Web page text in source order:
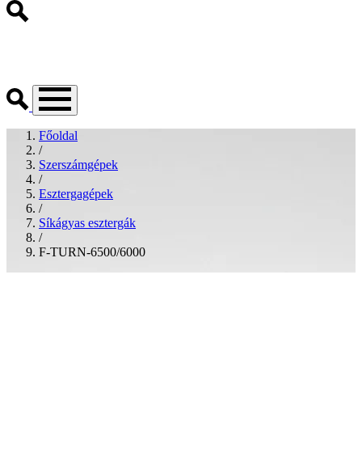
Főoldal
/
Szerszámgépek
/
Esztergagépek
/
Síkágyas esztergák
/
F-TURN-6500/6000